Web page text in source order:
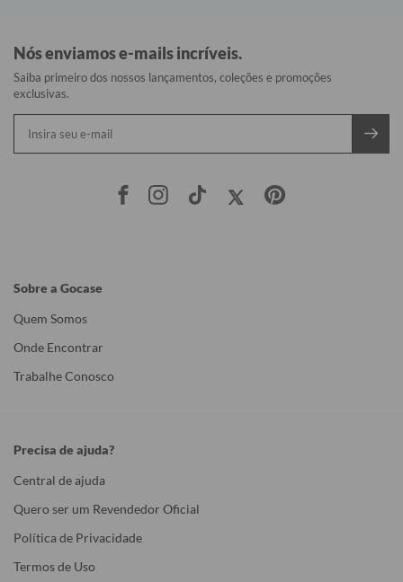
Nós enviamos e-mails incríveis.
Saiba primeiro dos nossos lançamentos, coleções e promoções
exclusivas.
Sobre a Gocase
Quem Somos
Onde Encontrar
Trabalhe Conosco
Precisa de ajuda?
Central de ajuda
Quero ser um Revendedor Oficial
Política de Privacidade
Termos de Uso